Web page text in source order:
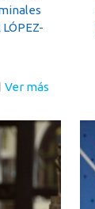
Ver más